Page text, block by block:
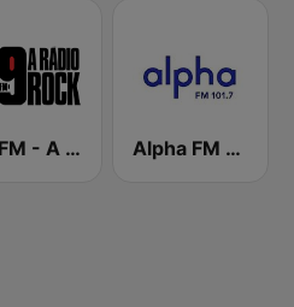
89 FM - A Rádio Rock Alpha FM 101.7